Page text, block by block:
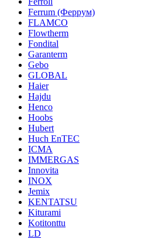
Ferrum (Феррум)
FLAMCO
Flowtherm
Fondital
Garanterm
Gebo
GLOBAL
Haier
Hajdu
Henco
Hoobs
Hubert
Huch EnTEC
ICMA
IMMERGAS
Innovita
INOX
Jemix
KENTATSU
Kiturami
Kotitonttu
LD